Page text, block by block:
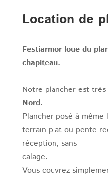
Location de
Festiarmor loue du
chapiteau.
Notre plancher est
Nord.
Plancher posé à
terrain plat ou pente
réception, sans
calage.
Vous couvrez